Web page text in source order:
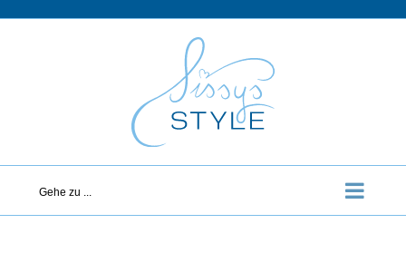
Gehe zu ...